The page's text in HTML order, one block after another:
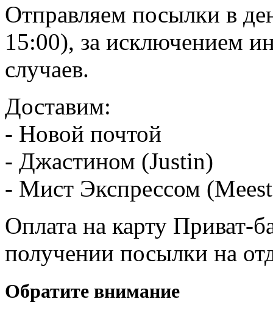
Отправляем посылки в
15:00), за исключением
случаев.
Доставим:
- Новой почтой
- Джастином (Justin)
- Мист Экспрессом
Оплата на карту Приват-
получении посылки на
Обратите внимание